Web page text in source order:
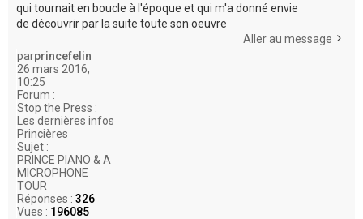
qui tournait en boucle à l'époque et qui m'a donné envie
de découvrir par la suite toute son oeuvre
Aller au message
parprincefelin
26 mars 2016,
10:25
Forum :
Stop the Press :
Les dernières infos
Princières
Sujet :
PRINCE PIANO & A
MICROPHONE
TOUR
Réponses : 326
Vues : 196085